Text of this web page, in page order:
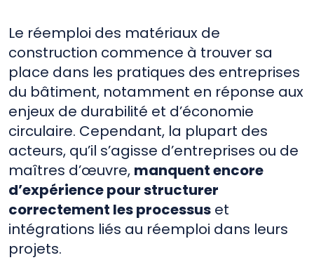
Le réemploi des matériaux de
construction commence à trouver sa
place dans les pratiques des entreprises
du bâtiment, notamment en réponse aux
enjeux de durabilité et d’économie
circulaire. Cependant, la plupart des
acteurs, qu’il s’agisse d’entreprises ou de
maîtres d’œuvre, manquent encore
d’expérience pour structurer
correctement les processus et
intégrations liés au réemploi dans leurs
projets.